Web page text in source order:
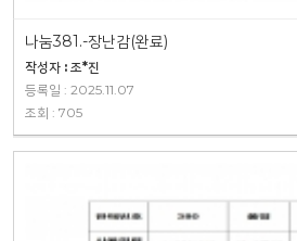
나눔381.-장난감(완료)
작성자 : 조*진
등록일 : 2025.11.07
조회 : 705